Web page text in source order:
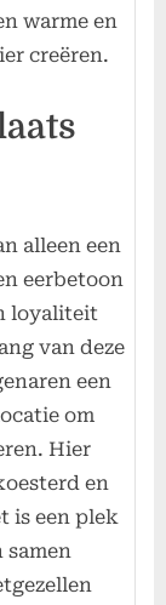
warme en
creëren.
alleen een
eerbetoon
loyaliteit
van deze
een
om
Hier
en
is een plek